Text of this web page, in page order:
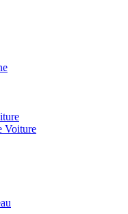
Voiture